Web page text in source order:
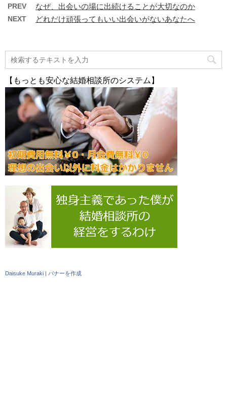
PREV なぜ、出会いの場に出続けることが大切なのか
NEXT どれだけ頑張ってもいい出会いがないあなたへ
【もっとも安心な結婚相談所のシステム】
Daisuke Muraki バナーを作成